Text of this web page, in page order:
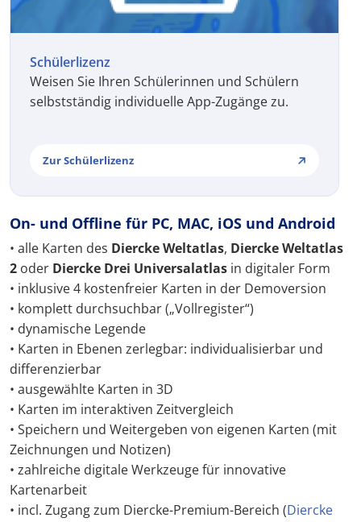
Schülerlizenz
Weisen Sie Ihren Schülerinnen und Schülern
selbstständig individuelle App-Zugänge zu.
Zur Schülerlizenz
On- und Offline für PC, MAC, iOS und Android
• alle Karten des Diercke Weltatlas, Diercke Weltatlas
2 oder Diercke Drei Universalatlas in digitaler Form
• inklusive 4 kostenfreier Karten in der Demoversion
• komplett durchsuchbar („Vollregister“)
• dynamische Legende
• Karten in Ebenen zerlegbar: individualisierbar und
differenzierbar
• ausgewählte Karten in 3D
• Karten im interaktiven Zeitvergleich
• Speichern und Weitergeben von eigenen Karten (mit
Zeichnungen und Notizen)
• zahlreiche digitale Werkzeuge für innovative
Kartenarbeit
• incl. Zugang zum Diercke-Premium-Bereich (Diercke